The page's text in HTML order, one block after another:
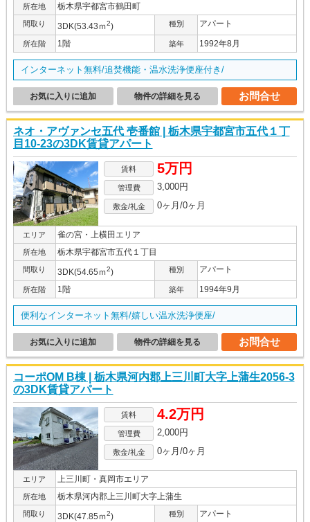
所在地 栃木県宇都宮市鶴田町
間取り 3DK(53.43ｍ2) 種別 アパート
所在階 1階 築年 1992年8月
インターネット無料/追焚機能・温水洗浄便座付き/
お問合せ
物件の詳細を見る
お気に入りに追加
ネオ・アヴァンセ五代 壱番館 | 栃木県宇都宮市五代１丁
目10-23の3DK賃貸アパート
賃料 5万円
管理費 3,000円
敷金/礼金 0ヶ月/0ヶ月
エリア 雀の宮・上横田エリア
所在地 栃木県宇都宮市五代１丁目
間取り 3DK(54.65ｍ2) 種別 アパート
所在階 1階 築年 1994年9月
便利なインターネット無料/嬉しい温水洗浄便座/
お問合せ
物件の詳細を見る
お気に入りに追加
コーポOM B棟 | 栃木県河内郡上三川町大字上蒲生2056-3
の3DK賃貸アパート
賃料 4.2万円
管理費 2,000円
敷金/礼金 0ヶ月/0ヶ月
エリア 上三川町・真岡市エリア
所在地 栃木県河内郡上三川町大字上蒲生
間取り 3DK(47.85ｍ2) 種別 アパート